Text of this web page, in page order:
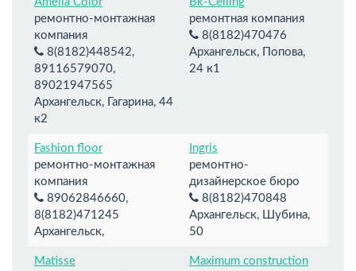
ремонтно-монтажная
компания
8(8182)448542,
89116579070,
89021947565
Архангельск, Гагарина, 44
к2
ремонтная компания
8(8182)470476
Архангельск, Попова,
24 к1
Fashion floor
ремонтно-монтажная
компания
89062846660,
8(8182)471245
Архангельск,
Ingris
ремонтно-
дизайнерское бюро
8(8182)470848
Архангельск, Шубина,
50
Matisse
Maximum construction